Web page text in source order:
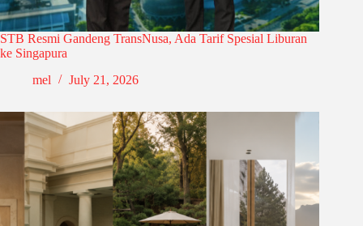
STB Resmi Gandeng TransNusa, Ada Tarif Spesial Liburan
ke Singapura
mel
July 21, 2026